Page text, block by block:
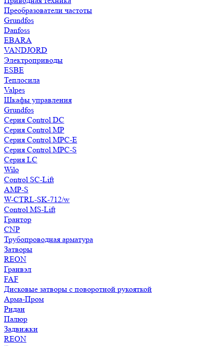
Преобразователи частоты
Grundfos
Danfoss
EBARA
VANDJORD
Электроприводы
ESBE
Теплосила
Valpes
Шкафы управления
Grundfos
Серия Control DC
Серия Control MP
Серия Control MPC-E
Серия Control MPC-S
Серия LC
Wilo
Control SC-Lift
AMP-S
W-CTRL-SK-712/w
Control MS-Lift
Грантор
CNP
Трубопроводная арматура
Затворы
REON
Гранвэл
FAF
Дисковые затворы с поворотной рукояткой
Арма-Пром
Ридан
Палюр
Задвижки
REON